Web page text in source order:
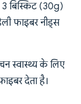
3 बिस्किट (30g)
फाइबर नीड्स
स्वास्थ्य के लिए
देता है।